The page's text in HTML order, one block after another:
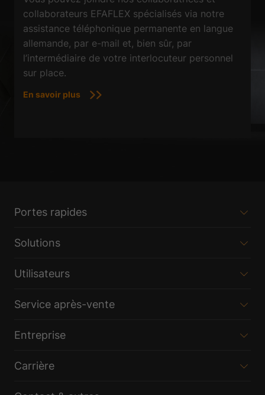
collaborateurs EFAFLEX spécialisés via notre
assistance téléphonique permanente en langue
allemande, par e-mail et, bien sûr, par
l’intermédiaire de votre interlocuteur personnel
sur place.
En savoir plus
Portes rapides
Solutions
Utilisateurs
Service après-vente
Entreprise
Carrière